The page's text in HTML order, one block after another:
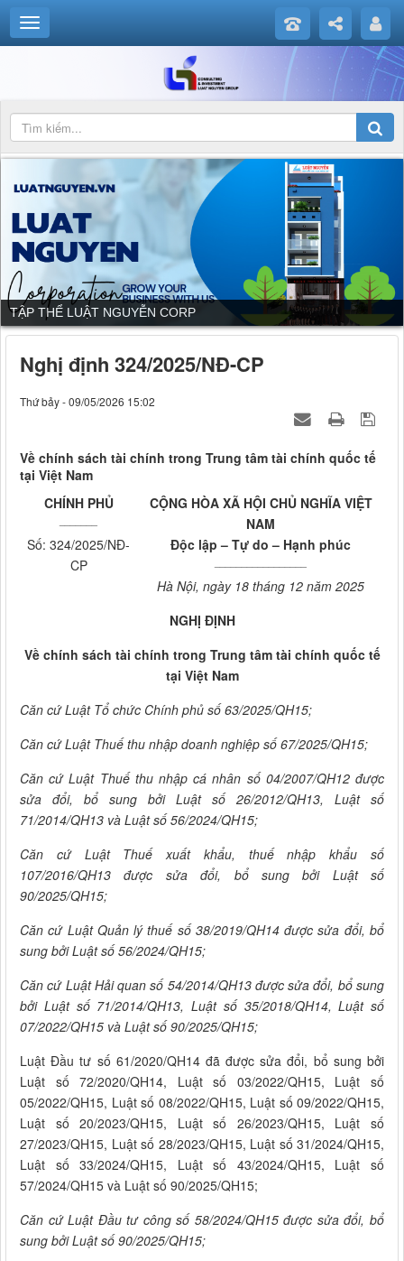
TẬP THỂ LUẬT NGUYỄN CORP
Nghị định 324/2025/NĐ-CP
Thứ bảy - 09/05/2026 15:02
Về chính sách tài chính trong Trung tâm tài chính quốc tế
tại Việt Nam
CHÍNH PHỦ
Số: 324/2025/NĐ-
CP
CỘNG HÒA XÃ HỘI CHỦ NGHĨA VIỆT
NAM
Độc lập – Tự do – Hạnh phúc
Hà Nội, ngày 18 tháng 12 năm 2025
NGHỊ ĐỊNH
Về chính sách tài chính trong Trung tâm tài chính quốc tế
tại Việt Nam
Căn cứ Luật Tổ chức Chính phủ số63/2025/QH15;
Căn cứ Luật Thuế thu nhập doanh nghiệp số 67/2025/QH15;
Căn cứ Luật Thuế thu nhập cá nhân số 04/2007/QH12 được
sửa đổi, bổ sung bởi Luật số 26/2012/QH13, Luật số
71/2014/QH13 và Luật số 56/2024/QH15;
Căn cứ Luật Thuế xuất khẩu, thuế nhập khẩu số
107/2016/QH13 được sửa đổi, bổ sung bởi Luật số
90/2025/QH15;
Căn cứ Luật Quản lý thuế số 38/2019/QH14 được sửa đổi, bổ
sung bởi Luật số 56/2024/QH15;
Căn cứ Luật Hải quan số 54/2014/QH13 được sửa đổi, bổ sung
bởi Luật số 71/2014/QH13, Luật số 35/2018/QH14, Luật số
07/2022/QH15 và Luật số 90/2025/QH15;
Luật Đầu tư số 61/2020/QH14 đã được sửa đổi, bổ sung bởi
Luật số 72/2020/QH14, Luật số 03/2022/QH15, Luật số
05/2022/QH15, Luật số 08/2022/QH15, Luật số 09/2022/QH15,
Luật số 20/2023/QH15, Luật số 26/2023/QH15, Luật số
27/2023/QH15, Luật số 28/2023/QH15, Luật số 31/2024/QH15,
Luật số 33/2024/QH15, Luật số 43/2024/QH15, Luật số
57/2024/QH15 và Luật số 90/2025/QH15;
Căn cứ Luật Đầu tư công số 58/2024/QH15 được sửa đổi, bổ
sung bởi Luật số 90/2025/QH15;